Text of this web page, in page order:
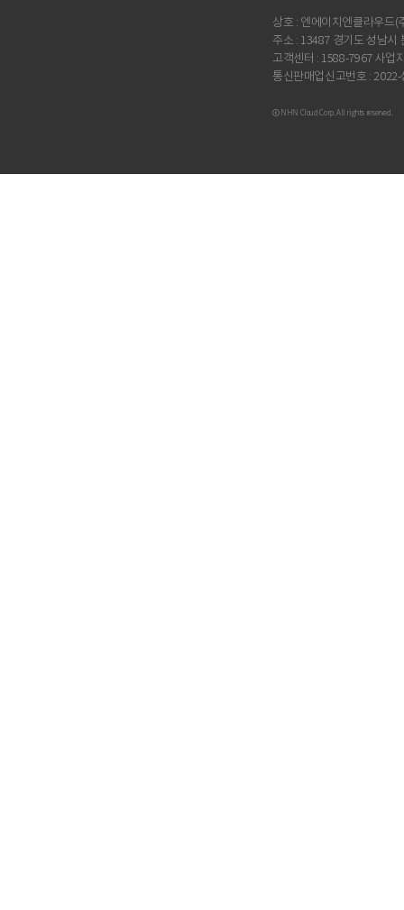
상호 : 엔에이치엔클라우드(
주소 : 13487 경기도 성남
고객센터 : 1588-7967 사업
통신판매업신고번호 :
ⓒ NHN Cloud Corp. All rights reserved.